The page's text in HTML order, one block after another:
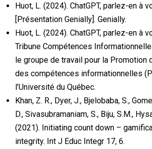
Huot, L. (2024). ChatGPT, parlez-en à
[Présentation Genially]. Genially.
Huot, L. (2024). ChatGPT, parlez-en à
Tribune Compétences
le groupe de travail pour la Promotion
des compétences informationnelles
l’Université du Québec.
Khan, Z. R., Dyer, J., Bjelobaba, S.,
D., Sivasubramaniam, S., Biju, S.M.,
(2021). Initiating count down –
integrity. Int J Educ Integr 17, 6.